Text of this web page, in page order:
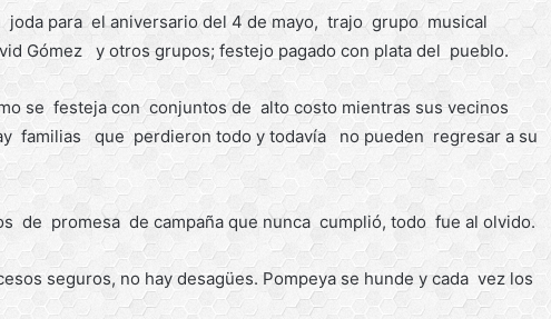
joda para el aniversario del 4 de mayo, trajo grupo musical
Gómez y otros grupos; festejo pagado con plata del pueblo.
se festeja con conjuntos de alto costo mientras sus vecinos
familias que perdieron todo y todavía no pueden regresar a su
de promesa de campaña que nunca cumplió, todo fue al olvido.
seguros, no hay desagües. Pompeya se hunde y cada vez los